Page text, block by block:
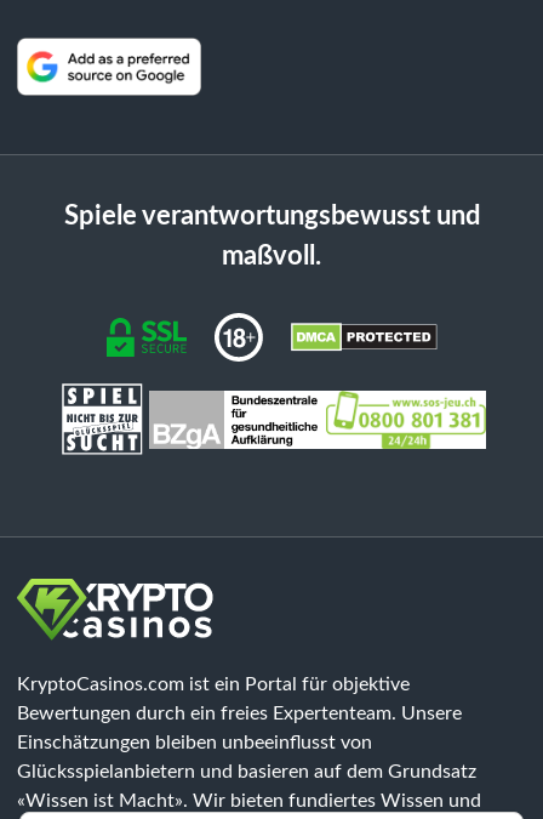
Spiele verantwortungsbewusst und
maßvoll.
KryptoCasinos.com ist ein Portal für objektive
Bewertungen durch ein freies Expertenteam. Unsere
Einschätzungen bleiben unbeeinflusst von
Glücksspielanbietern und basieren auf dem Grundsatz
«Wissen ist Macht». Wir bieten fundiertes Wissen und